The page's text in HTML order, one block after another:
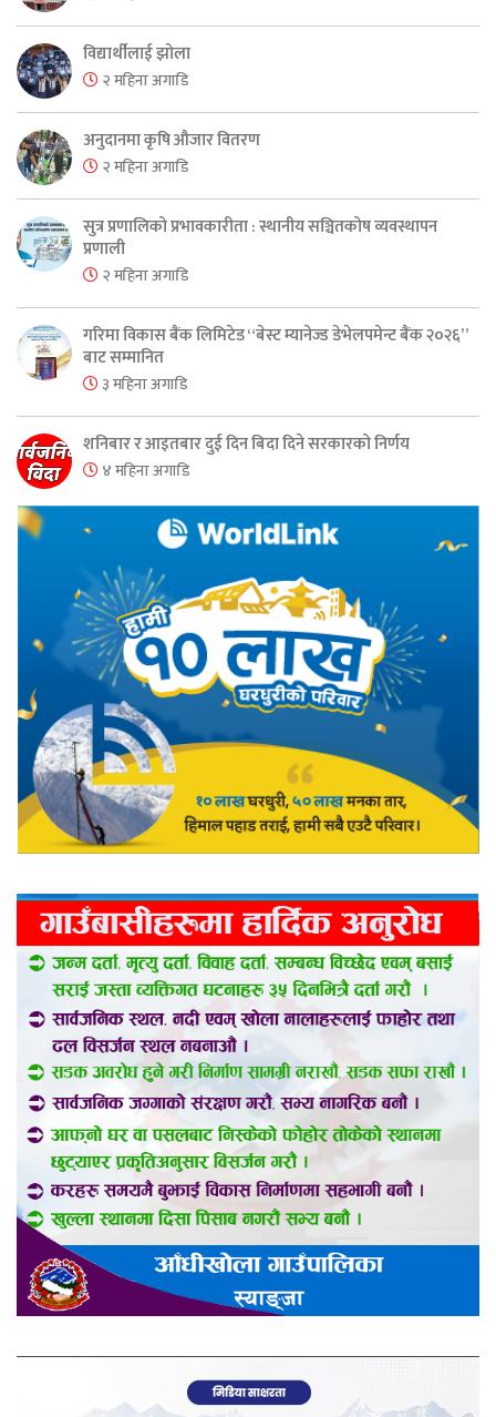
विद्यार्थीलाई झोला
२ महिना अगाडि
अनुदानमा कृषि औजार वितरण
२ महिना अगाडि
सुत्र प्रणालिको प्रभावकारीता : स्थानीय सञ्चितकोष व्यवस्थापन
प्रणाली
२ महिना अगाडि
गरिमा विकास बैंक लिमिटेड “बेस्ट म्यानेज्ड डेभेलपमेन्ट बैंक २०२६”
बाट सम्मानित
३ महिना अगाडि
शनिबार र आइतबार दुई दिन बिदा दिने सरकारको निर्णय
४ महिना अगाडि